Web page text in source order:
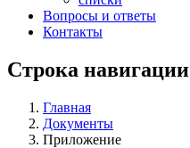
Вопросы и ответы
Контакты
Строка навигации
Главная
Документы
Приложение